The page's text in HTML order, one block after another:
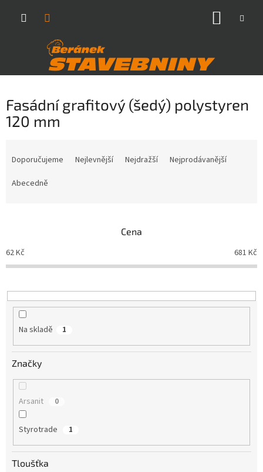
Fasádní grafitový (šedý) polystyren
120 mm
o
d
k
t
Doporučujeme Nejlevnější Nejdražší
Nejprodávanější
Abecedně
Cena
62Kč 681 Kč
Na skladě 1
Značky
Arsanit 0
Styrotrade 1
Tloušťka